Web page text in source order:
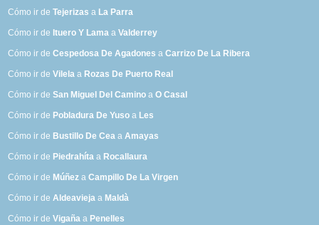
Cómo ir deTejerizas a La Parra
Cómo ir de Ituero Y Lama aValderrey
Cómo ir deCespedosa De Agadones aCarrizo De La Ribera
Cómo ir deVilela a Rozas De Puerto Real
Cómo ir deSan Miguel Del Camino aO Casal
Cómo ir de Pobladura De Yuso a Les
Cómo ir de Bustillo De Cea aAmayas
Cómo ir de Piedrahíta a Rocallaura
Cómo ir de Múñez aCampillo De La Virgen
Cómo ir deAldeavieja a Maldà
Cómo ir deVigaña a Penelles